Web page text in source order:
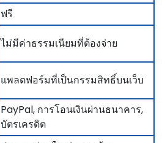
ฟรี
ไม่มีค่าธรรมเนียมที่ต้องจ่าย
แพลตฟอร์มที่เป็นกรรมสิทธิ์บนเว็บ
PayPal, การโอนเงินผ่านธนาคาร,
บัตรเครดิต